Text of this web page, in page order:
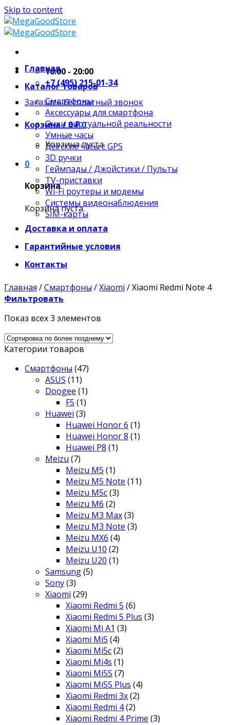
Skip to content
10:00 - 20:00
+7 (495) 215-01-34
Заказать бесплатный звонок
Корзина /0₽0
Корзина пуста.
0
Корзина
Корзина пуста.
Главная
Каталог товаров
Смартфоны
Аксессуары для смартфона
Очки виртуальной реальности
Умные часы
Детские часы с GPS
3D ручки
Геймпады / Джойстики / Пульты
TV-приставки
Wi-Fi роутеры и модемы
Системы видеонаблюдения
SIM-карты
Доставка и оплата
Гарантийные условия
Контакты
Главная /Смартфоны /Xiaomi /Xiaomi Redmi Note 4
Фильтровать
Показ всех 3 элементов
Категории товаров
Смартфоны (47)
ASUS (11)
Doogee (1)
F5 (1)
Huawei (3)
Huawei Honor 6 (1)
Huawei Honor 8 (1)
Huawei P8 (1)
Meizu (7)
Meizu M5 (1)
Meizu M5 Note (11)
Meizu M5c(3)
Meizu M6 (2)
Meizu M3 Max(3)
Meizu M3 Note (3)
Meizu MX6 (4)
Meizu U10 (2)
Meizu U20 (1)
Samsung(5)
Sony(3)
Xiaomi (29)
Xiaomi Redmi 5 (6)
Xiaomi Redmi 5 Plus (3)
Xiaomi Mi A1 (3)
Xiaomi Mi5 (4)
Xiaomi Mi5c(2)
Xiaomi Mi4s (1)
Xiaomi Mi5S (7)
Xiaomi Mi5S Plus (4)
Xiaomi Redmi 3x(2)
Xiaomi Redmi 4(2)
Xiaomi Redmi 4 Prime (3)